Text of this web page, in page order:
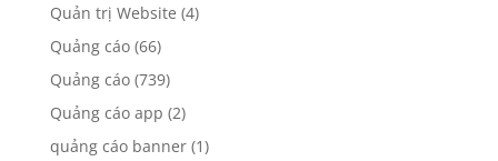
Quản trị Website (4)
Quảng cáo(66)
Quảng cáo(739)
Quảng cáo app (2)
quảng cáo banner(1)